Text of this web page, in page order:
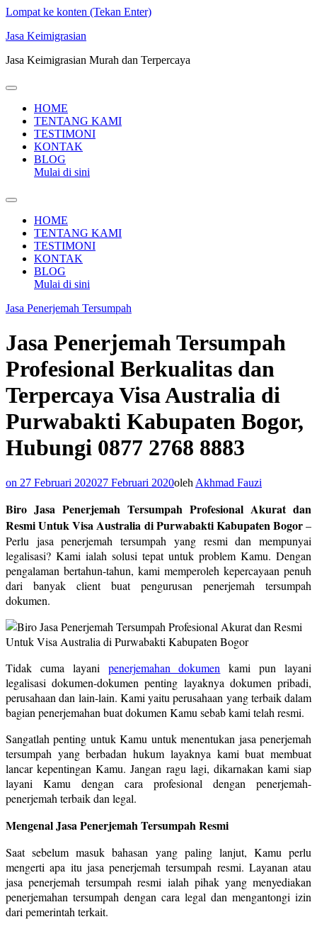
Lompat ke konten (Tekan Enter)
Jasa Keimigrasian
Jasa Keimigrasian Murah dan Terpercaya
HOME
TENTANG KAMI
TESTIMONI
KONTAK
BLOG
Mulai di sini
HOME
TENTANG KAMI
TESTIMONI
KONTAK
BLOG
Mulai di sini
Jasa Penerjemah Tersumpah
Jasa Penerjemah Tersumpah
Profesional Berkualitas dan
Terpercaya Visa Australia di
Purwabakti Kabupaten Bogor,
Hubungi 0877 2768 8883
on 27 Februari 202027 Februari 2020oleh Akhmad Fauzi
Biro Jasa Penerjemah Tersumpah Profesional Akurat dan
Resmi Untuk Visa Australia di Purwabakti Kabupaten Bogor–
Perlu jasa penerjemah tersumpah yang resmi dan mempunyai
legalisasi? Kami ialah solusi tepat untuk problem Kamu. Dengan
pengalaman bertahun-tahun, kami memperoleh kepercayaan penuh
dari banyak client buat pengurusan penerjemah tersumpah
dokumen.
Tidak cuma layani penerjemahan dokumen kami pun layani
legalisasi dokumen-dokumen penting layaknya dokumen pribadi,
perusahaan dan lain-lain. Kami yaitu perusahaan yang terbaik dalam
bagian penerjemahan buat dokumen Kamu sebab kami telah resmi.
Sangatlah penting untuk Kamu untuk menentukan jasa penerjemah
tersumpah yang berbadan hukum layaknya kami buat membuat
lancar kepentingan Kamu. Jangan ragu lagi, dikarnakan kami siap
layani Kamu dengan cara profesional dengan penerjemah-
penerjemah terbaik dan legal.
Mengenal Jasa Penerjemah Tersumpah Resmi
Saat sebelum masuk bahasan yang paling lanjut, Kamu perlu
mengerti apa itu jasa penerjemah tersumpah resmi. Layanan atau
jasa penerjemah tersumpah resmi ialah pihak yang menyediakan
penerjemahan tersumpah dengan cara legal dan mengantongi izin
dari pemerintah terkait.